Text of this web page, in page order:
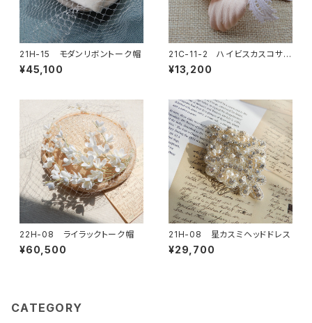
21H-15 モダンリボントーク帽
¥45,100
21C-11-2 ハイビスカスコサー
ジュ
¥13,200
22H-08 ライラックトーク帽
¥60,500
21H-08 星カスミヘッドドレス
¥29,700
CATEGORY